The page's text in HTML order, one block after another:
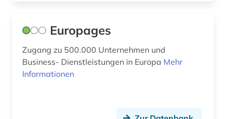
fachhochschule (1)
fachverband (1)
Europages
Zugang zu 500.000 Unternehmen und
Business- Dienstleistungen in Europa Mehr
Informationen